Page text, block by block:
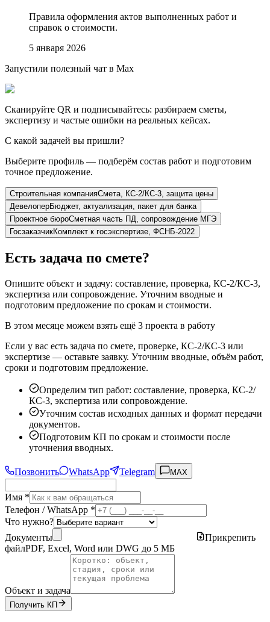
Правила оформления актов выполненных работ и
справок о стоимости.
5 января 2026
Запустили полезный чат в Max
Сканируйте QR и подписывайтесь: разбираем сметы,
экспертизу и частые ошибки на реальных кейсах.
С какой задачей вы пришли?
Выберите профиль — подберём состав работ и подготовим
точное предложение.
Строительная компанияСмета, КС-2/КС-3, защита цены
ДевелоперБюджет, актуализация, пакет для банка
Проектное бюроСметная часть ПД, сопровождение МГЭ
ГосзаказчикКомплект к госэкспертизе, ФСНБ-2022
Есть задача по смете?
Опишите объект и задачу: составление, проверка, КС-2/КС-3,
экспертиза или сопровождение. Уточним вводные и
подготовим предложение по срокам и стоимости.
В этом месяце можем взять ещё 3 проекта в работу
Если у вас есть задача по смете, проверке, КС-2/КС-3 или
экспертизе — оставьте заявку. Уточним вводные, объём работ,
сроки и подготовим предложение.
Определим тип работ: составление, проверка, КС-2/
КС-3, экспертиза или сопровождение.
Уточним состав исходных данных и формат передачи
документов.
Подготовим КП по срокам и стоимости после
уточнения вводных.
Позвонить WhatsApp Telegram MAX
Имя *
Телефон / WhatsApp *
Что нужно?
Документы
Прикрепить
файлPDF, Excel, Word или DWG до 5 МБ
Объект и задача
Получить КП